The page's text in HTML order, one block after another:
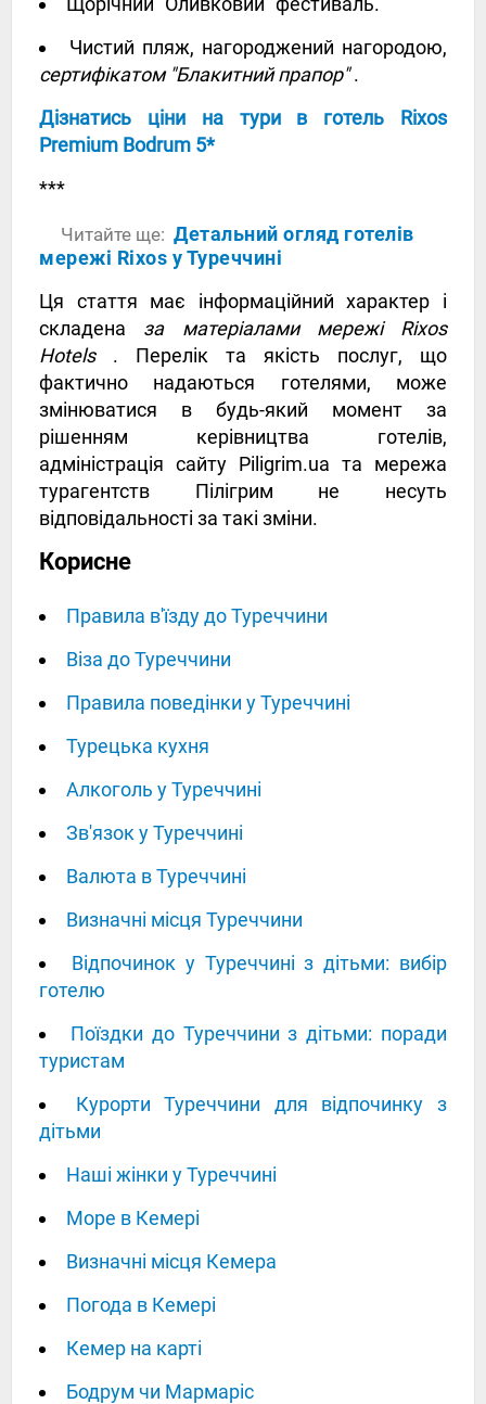
Чистий пляж, нагороджений нагородою,
сертифікатом "Блакитний прапор".
Дізнатись ціни на тури в готель Rixos
Premium Bodrum 5*
***
Читайте ще: Детальний огляд готелів
мережі Rixos у Туреччині
Ця стаття має інформаційний характер і
складена за матеріалами мережі Rixos
Hotels. Перелік та якість послуг, що
фактично надаються готелями, може
змінюватися в будь-який момент за
рішенням керівництва готелів,
адміністрація сайту Piligrim.ua та мережа
турагентств Пілігрим не несуть
відповідальності за такі зміни.
Корисне
Правила в'їзду до Туреччини
Віза до Туреччини
Правила поведінки у Туреччині
Турецька кухня
Алкоголь у Туреччині
Зв'язок у Туреччині
Валюта в Туреччині
Визначні місця Туреччини
Відпочинок у Туреччині з дітьми: вибір
готелю
Поїздки до Туреччини з дітьми: поради
туристам
Курорти Туреччини для відпочинку з
дітьми
Наші жінки у Туреччині
Море в Кемері
Визначні місця Кемера
Погода в Кемері
Кемер на карті
Бодрум чи Мармаріс